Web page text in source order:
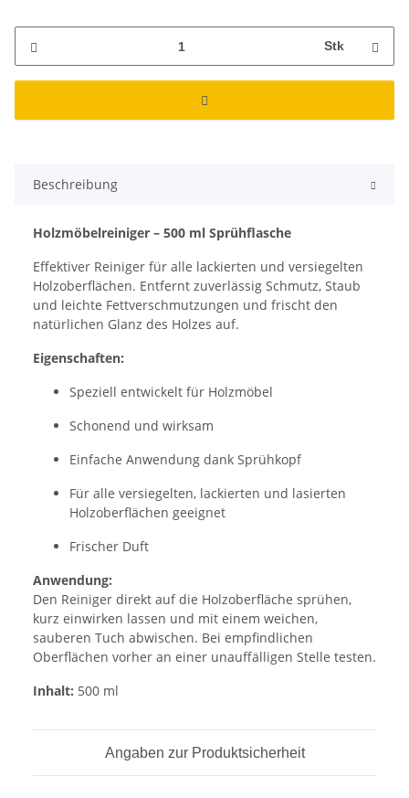
Stk
Beschreibung
Holzmöbelreiniger – 500 ml Sprühflasche
Effektiver Reiniger für alle lackierten und versiegelten
Holzoberflächen. Entfernt zuverlässig Schmutz, Staub
und leichte Fettverschmutzungen und frischt den
natürlichen Glanz des Holzes auf.
Eigenschaften:
Speziell entwickelt für Holzmöbel
Schonend und wirksam
Einfache Anwendung dank Sprühkopf
Für alle versiegelten, lackierten und lasierten
Holzoberflächen geeignet
Frischer Duft
Anwendung:
Den Reiniger direkt auf die Holzoberfläche sprühen,
kurz einwirken lassen und mit einem weichen,
sauberen Tuch abwischen. Bei empfindlichen
Oberflächen vorher an einer unauffälligen Stelle testen.
Inhalt: 500 ml
Angaben zur Produktsicherheit